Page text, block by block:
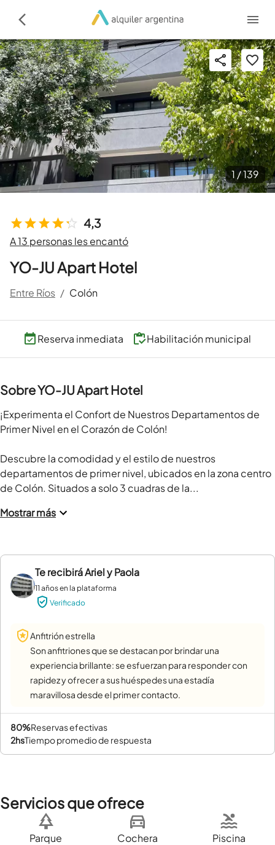
4,3
A 13 personas les encantó
YO-JU Apart Hotel
Entre Ríos / Colón
1 /139
Reserva inmediata Habilitación municipal
Sobre YO-JU Apart Hotel
¡Experimenta el Confort de Nuestros Departamentos de
Primer Nivel en el Corazón de Colón!
Descubre la comodidad y el estilo de nuestros
departamentos de primer nivel, ubicados en la zona centro
de Colón. Situados a solo 3 cuadras de la...
Mostrar más
Te recibiráAriel y Paola
11 años en la plataforma
Verificado
Anfitrión estrella
Son anfitriones que se destacan por brindar una
experiencia brillante: se esfuerzan para responder con
rapidez y ofrecer a sus huéspedes una estadía
maravillosa desde el primer contacto.
80% reservas efectivas
2hs tiempo promedio de respuesta
Servicios que ofrece
Parque Cochera Piscina